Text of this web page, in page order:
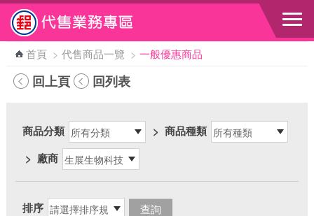
跳到主要內容區塊
首頁 > 代售商品一覽 > 一般優惠商品
回上頁 回列表
商品分類 > 商品種類
> 廠商
排序